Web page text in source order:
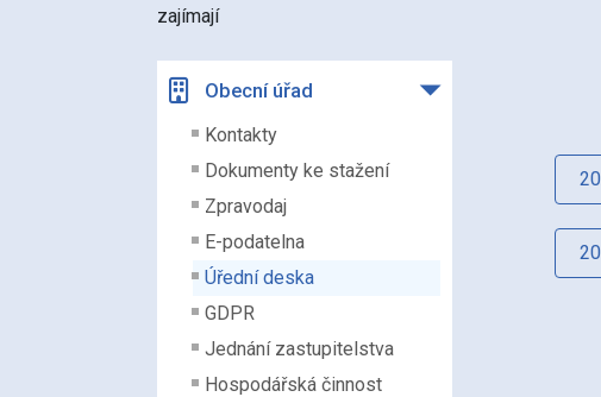
zajímají
Obecní úřad
Kontakty
Dokumenty ke stažení
Zpravodaj
E-podatelna
Úřední deska
GDPR
Jednání zastupitelstva
Hospodářská činnost